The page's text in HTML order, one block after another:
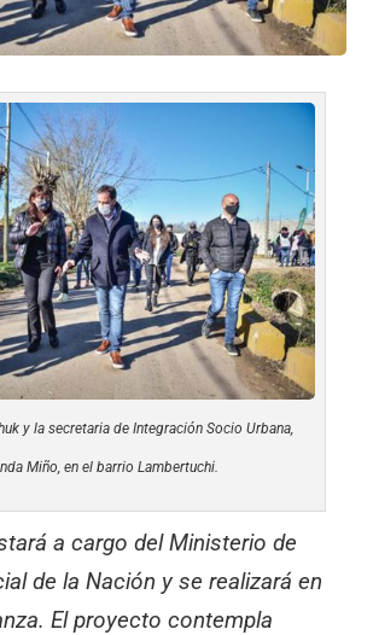
y la secretaria de Integración Socio Urbana,
Miño, en el barrio Lambertuchi.
a cargo del Ministerio de
de la Nación y se realizará en
El proyecto contempla